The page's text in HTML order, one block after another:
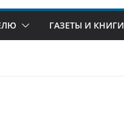
ГАЗЕТЫ И КНИГИ